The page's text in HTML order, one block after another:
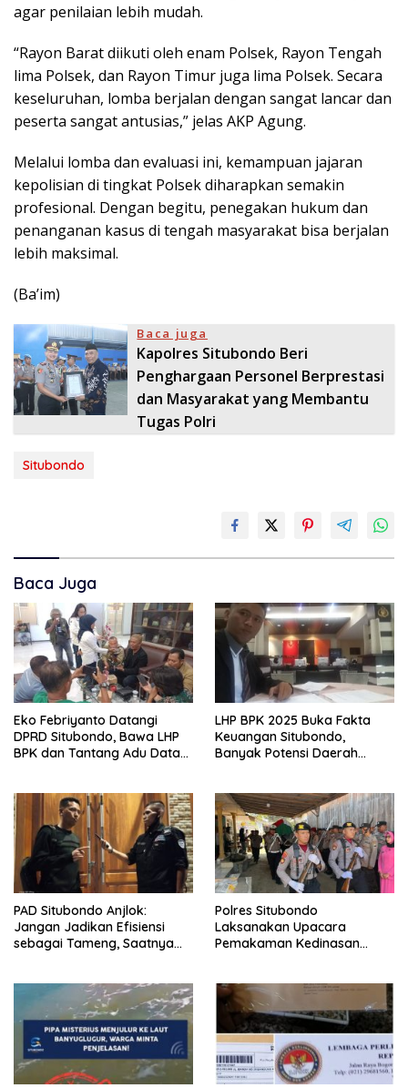
agar penilaian lebih mudah.
“Rayon Barat diikuti oleh enam Polsek, Rayon Tengah
lima Polsek, dan Rayon Timur juga lima Polsek. Secara
keseluruhan, lomba berjalan dengan sangat lancar dan
peserta sangat antusias,” jelas AKP Agung.
Melalui lomba dan evaluasi ini, kemampuan jajaran
kepolisian di tingkat Polsek diharapkan semakin
profesional. Dengan begitu, penegakan hukum dan
penanganan kasus di tengah masyarakat bisa berjalan
lebih maksimal.
(Ba’im)
Baca juga
Kapolres Situbondo Beri
Penghargaan Personel Berprestasi
dan Masyarakat yang Membantu
Tugas Polri
Situbondo
Baca Juga
Eko Febriyanto Datangi
DPRD Situbondo, Bawa LHP
BPK dan Tantang Adu Data
LHP BPK 2025 Buka Fakta
Keuangan Situbondo,
Banyak Potensi Daerah
PAD Situbondo Anjlok:
Jangan Jadikan Efisiensi
sebagai Tameng, Saatnya
Polres Situbondo
Laksanakan Upacara
Pemakaman Kedinasan